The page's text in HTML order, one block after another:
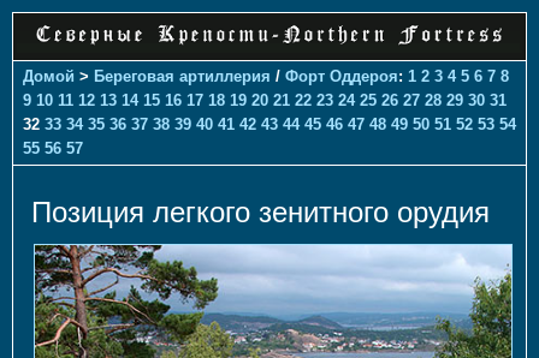
Домой > Береговая артиллерия / Форт Оддероя: 1 2 3 4 5 6 7 8
9 10 11 12 13 14 15 16 17 18 19 20 21 22 23 24 25 26 27 28 29 30 31
32 33 34 35 36 37 38 39 40 41 42 43 44 45 46 47 48 49 50 51 52 53 54
55 56 57
Позиция легкого зенитного орудия